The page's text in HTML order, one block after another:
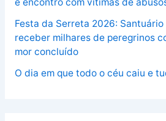
e encontro com vítimas de
Festa da Serreta 2026:
receber milhares de peregrinos
mor concluído
O dia em que todo o céu caiu e